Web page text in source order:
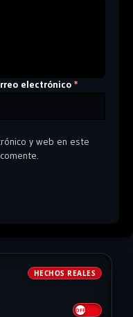
electrónico *
y web en este
HECHOS REALES